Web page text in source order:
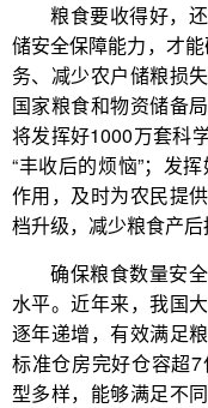
粮食要收得好，
储安全保障能力，才
务、减少农户储粮损
国家粮食和物资储备
将发挥好1000万套科
“丰收后的烦恼”；发
作用，及时为农民提
档升级，减少粮食产后
确保粮食数量安
水平。近年来，我国
逐年递增，有效满足
标准仓房完好仓容超
型多样，能够满足不